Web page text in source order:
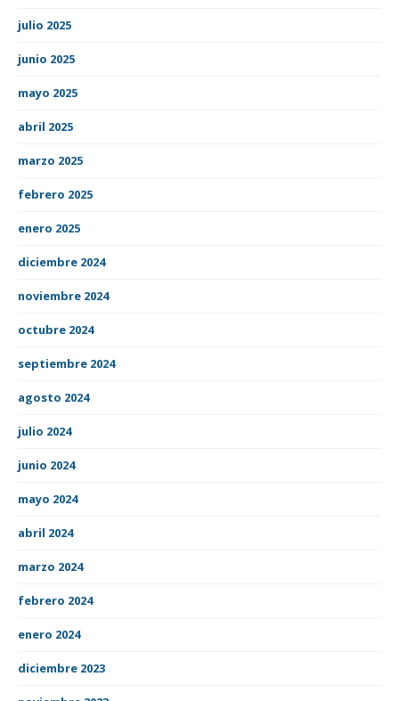
julio 2025
junio 2025
mayo 2025
abril 2025
marzo 2025
febrero 2025
enero 2025
diciembre 2024
noviembre 2024
octubre 2024
septiembre 2024
agosto 2024
julio 2024
junio 2024
mayo 2024
abril 2024
marzo 2024
febrero 2024
enero 2024
diciembre 2023